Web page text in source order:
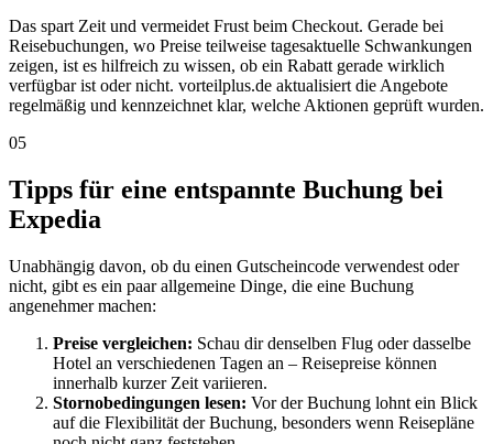
Das spart Zeit und vermeidet Frust beim Checkout. Gerade bei
Reisebuchungen, wo Preise teilweise tagesaktuelle Schwankungen
zeigen, ist es hilfreich zu wissen, ob ein Rabatt gerade wirklich
verfügbar ist oder nicht. vorteilplus.de aktualisiert die Angebote
regelmäßig und kennzeichnet klar, welche Aktionen geprüft wurden.
05
Tipps für eine entspannte Buchung bei
Expedia
Unabhängig davon, ob du einen Gutscheincode verwendest oder
nicht, gibt es ein paar allgemeine Dinge, die eine Buchung
angenehmer machen:
Preise vergleichen: Schau dir denselben Flug oder dasselbe
Hotel an verschiedenen Tagen an – Reisepreise können
innerhalb kurzer Zeit variieren.
Stornobedingungen lesen: Vor der Buchung lohnt ein Blick
auf die Flexibilität der Buchung, besonders wenn Reisepläne